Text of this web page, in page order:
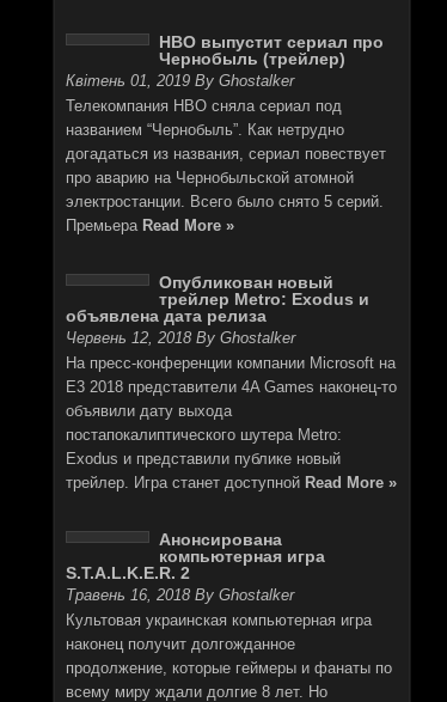
HBO выпустит сериал про
Чернобыль (трейлер)
Квітень 01, 2019 By Ghostalker
Телекомпания HBO сняла сериал под
названием “Чернобыль”. Как нетрудно
догадаться из названия, сериал повествует
про аварию на Чернобыльской атомной
электростанции. Всего было снято 5 серий.
Премьера Read More »
Опубликован новый
трейлер Metro: Exodus и
объявлена дата релиза
Червень 12, 2018 By Ghostalker
На пресс-конференции компании Microsoft на
E3 2018 представители 4A Games наконец-то
объявили дату выхода
постапокалиптического шутера Metro:
Exodus и представили публике новый
трейлер. Игра станет доступной Read More »
Анонсирована
компьютерная игра
S.T.A.L.K.E.R. 2
Травень 16, 2018 By Ghostalker
Культовая украинская компьютерная игра
наконец получит долгожданное
продолжение, которые геймеры и фанаты по
всему миру ждали долгие 8 лет. Но